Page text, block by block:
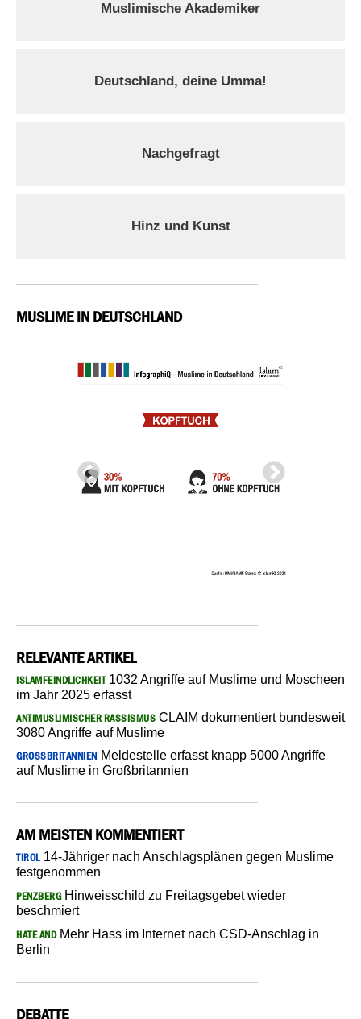
Muslimische Akademiker
Deutschland, deine Umma!
Nachgefragt
Hinz und Kunst
MUSLIME IN DEUTSCHLAND
RELEVANTE ARTIKEL
ISLAMFEINDLICHKEIT1032 Angriffe auf Muslime und Moscheen
im Jahr 2025 erfasst
ANTIMUSLIMISCHER RASSISMUS CLAIM dokumentiert bundesweit
3080 Angriffe auf Muslime
GROSSBRITANNIEN
Meldestelle erfasst knapp 5000 Angriffe
auf Muslime in Großbritannien
AM MEISTEN KOMMENTIERT
TIROL14-Jähriger nach Anschlagsplänen gegen Muslime
festgenommen
PENZBERGHinweisschild zu Freitagsgebet wieder
beschmiert
HATE ANDMehr Hass im Internet nach CSD-Anschlag in
Berlin
DEBATTE